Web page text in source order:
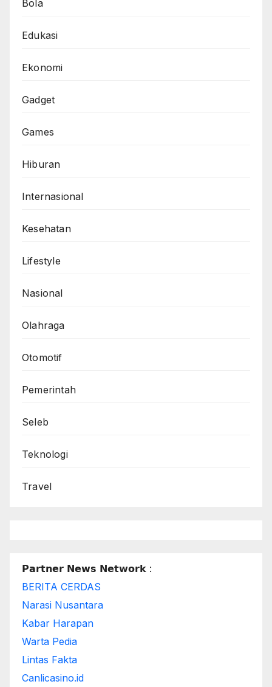
Bola
Edukasi
Ekonomi
Gadget
Games
Hiburan
Internasional
Kesehatan
Lifestyle
Nasional
Olahraga
Otomotif
Pemerintah
Seleb
Teknologi
Travel
𝗣𝗮𝗿𝘁𝗻𝗲𝗿 𝗡𝗲𝘄𝘀 𝗡𝗲𝘁𝘄𝗼𝗿𝗸 :
BERITA CERDAS
Narasi Nusantara
Kabar Harapan
Warta Pedia
Lintas Fakta
Canlicasino.id